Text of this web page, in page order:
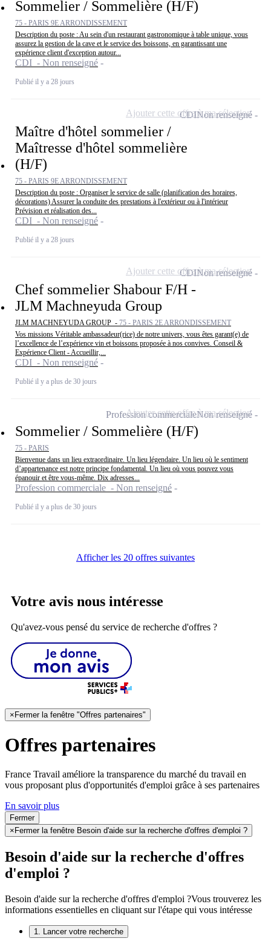
Sommelier / Sommelière (H/F)
75 - PARIS 9E ARRONDISSEMENT
Description du poste : Au sein d'un restaurant gastronomique à table unique, vous
assurez la gestion de la cave et le service des boissons, en garantissant une
expérience client d'exception autour...
CDI - Non renseigné
Publié il y a 28 jours
Maître d'hôtel sommelier /
Maîtresse d'hôtel sommelière
(H/F)
75 - PARIS 9E ARRONDISSEMENT
Description du poste : Organiser le service de salle (planification des horaires,
décorations) Assurer la conduite des prestations à l'extérieur ou à l'intérieur
Prévision et réalisation des...
CDI - Non renseigné
Publié il y a 28 jours
CDINon renseigné
Ajouter cette offre à ma sélection
Chef sommelier Shabour F/H -
JLM Machneyuda Group
JLM MACHNEYUDA GROUP - 75 - PARIS 2E ARRONDISSEMENT
Vos missions Véritable ambassadeur(rice) de notre univers, vous êtes garant(e) de
l’excellence de l’expérience vin et boissons proposée à nos convives. Conseil &
Expérience Client - Accueillir,...
CDI - Non renseigné
Publié il y a plus de 30 jours
CDINon renseigné
Ajouter cette offre à ma sélection
Sommelier / Sommelière (H/F)
75 - PARIS
Bienvenue dans un lieu extraordinaire. Un lieu légendaire. Un lieu où le sentiment
d’appartenance est notre principe fondamental. Un lieu où vous pouvez vous
épanouir et être vous-même. Dix adresses...
Profession commerciale - Non renseigné
Publié il y a plus de 30 jours
Profession commercialeNon renseigné
Ajouter cette offre à ma sélection
Afficher les 20 offres suivantes
Votre avis nous intéresse
Qu'avez-vous pensé du service de recherche d'offres ?
×Fermer la fenêtre "Offres partenaires"
Offres partenaires
France Travail améliore la transparence du marché du travail en
vous proposant plus d'opportunités d'emploi grâce à ses partenaires
En savoir plus
Fermer
× Fermer la fenêtre Besoin d'aide sur la recherche d'offres d'emploi ?
Besoin d'aide sur la recherche d'offres
d'emploi ?
Besoin d'aide sur la recherche d'offres d'emploi ?Vous trouverez les
informations essentielles en cliquant sur l'étape qui vous intéresse
1. Lancer votre recherche